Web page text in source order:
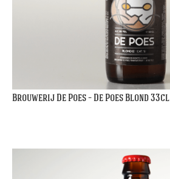
Brouwerij De Poes – De Poes Blond 33cl